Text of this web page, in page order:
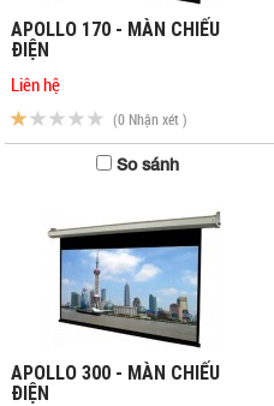
APOLLO 170 - MÀN CHIẾU
ĐIỆN
Liên hệ
(0 Nhận xét )
So sánh
APOLLO 300 - MÀN CHIẾU
ĐIỆN